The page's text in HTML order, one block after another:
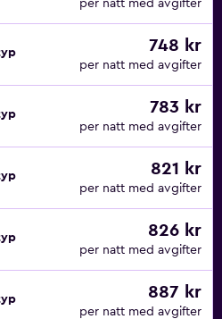
per natt med avgifter
748 kr
per natt med avgifter
783 kr
per natt med avgifter
821 kr
per natt med avgifter
826 kr
per natt med avgifter
887 kr
per natt med avgifter